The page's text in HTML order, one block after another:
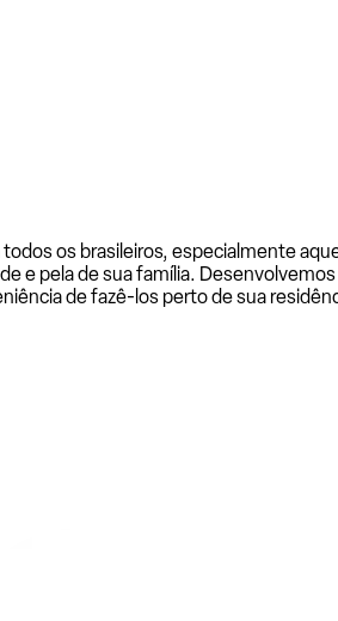
os brasileiros, especialmente
e pela de sua família.
de fazê-los perto de sua